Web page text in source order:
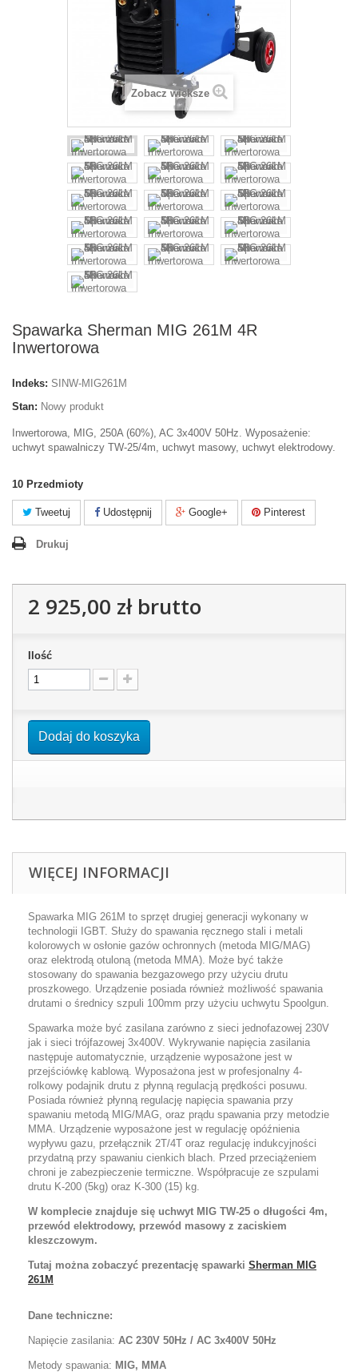
Zobacz większe
Spawarka Sherman MIG 261M 4R
Inwertorowa
Indeks: SINW-MIG261M
Stan: Nowy produkt
Inwertorowa, MIG, 250A (60%), AC 3x400V 50Hz. Wyposażenie:
uchwyt spawalniczy TW-25/4m, uchwyt masowy, uchwyt elektrodowy.
10 Przedmioty
Tweetuj Udostępnij Google+ Pinterest
Drukuj
2 925,00 złbrutto
Ilość
Dodaj do koszyka
WIĘCEJ INFORMACJI
Spawarka MIG 261M to sprzęt drugiej generacji wykonany w
technologii IGBT. Służy do spawania ręcznego stali i metali
kolorowych w osłonie gazów ochronnych (metoda MIG/MAG)
oraz elektrodą otuloną (metoda MMA). Może być także
stosowany do spawania bezgazowego przy użyciu drutu
proszkowego. Urządzenie posiada również możliwość spawania
drutami o średnicy szpuli 100mm przy użyciu uchwytu Spoolgun.
Spawarka może być zasilana zarówno z sieci jednofazowej 230V
jak i sieci trójfazowej 3x400V. Wykrywanie napięcia zasilania
następuje automatycznie, urządzenie wyposażone jest w
przejściówkę kablową. Wyposażona jest w profesjonalny 4-
rolkowy podajnik drutu z płynną regulacją prędkości posuwu.
Posiada również płynną regulację napięcia spawania przy
spawaniu metodą MIG/MAG, oraz prądu spawania przy metodzie
MMA. Urządzenie wyposażone jest w regulację opóźnienia
wypływu gazu, przełącznik 2T/4T oraz regulację indukcyjności
przydatną przy spawaniu cienkich blach. Przed przeciążeniem
chroni je zabezpieczenie termiczne. Współpracuje ze szpulami
drutu K-200 (5kg) oraz K-300 (15) kg.
W komplecie znajduje się uchwyt MIG TW-25 o długości 4m,
przewód elektrodowy, przewód masowy z zaciskiem
kleszczowym.
Tutaj można zobaczyć prezentację spawarki Sherman MIG
261M
Dane techniczne:
Napięcie zasilania: AC 230V 50Hz / AC 3x400V 50Hz
Metody spawania: MIG, MMA